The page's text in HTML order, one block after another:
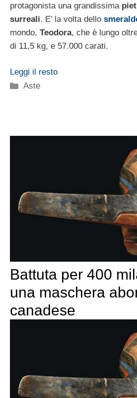
protagonista una grandissima
surreali. E’ la volta dello
mondo, Teodora, che è lungo
di 11,5 kg, e 57.000 carati.
Leggi il resto
Categorie
Aste
Battuta per 400
una maschera
canadese